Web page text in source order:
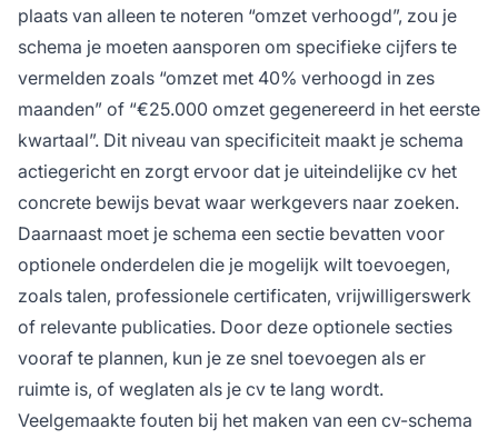
plaats van alleen te noteren “omzet verhoogd”, zou je
schema je moeten aansporen om specifieke cijfers te
vermelden zoals “omzet met 40% verhoogd in zes
maanden” of “€25.000 omzet gegenereerd in het eerste
kwartaal”. Dit niveau van specificiteit maakt je schema
actiegericht en zorgt ervoor dat je uiteindelijke cv het
concrete bewijs bevat waar werkgevers naar zoeken.
Daarnaast moet je schema een sectie bevatten voor
optionele onderdelen die je mogelijk wilt toevoegen,
zoals talen, professionele certificaten, vrijwilligerswerk
of relevante publicaties. Door deze optionele secties
vooraf te plannen, kun je ze snel toevoegen als er
ruimte is, of weglaten als je cv te lang wordt.
Veelgemaakte fouten bij het maken van een cv-schema